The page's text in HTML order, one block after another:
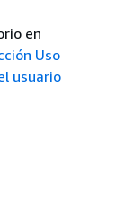
en
Uso
usuario